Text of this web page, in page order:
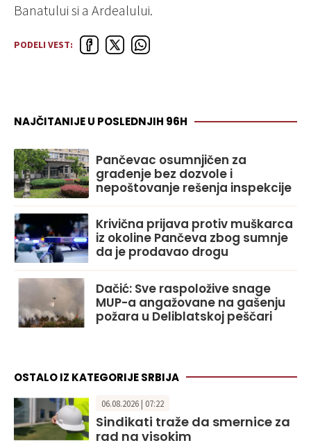
Banatului si a Ardealului.
PODELI VEST:
NAJČITANIJE U POSLEDNJIH 96H
Pančevac osumnjičen za
građenje bez dozvole i
nepoštovanje rešenja inspekcije
Krivična prijava protiv muškarca
iz okoline Pančeva zbog sumnje
da je prodavao drogu
Dačić: Sve raspoložive snage
MUP-a angažovane na gašenju
požara u Deliblatskoj peščari
OSTALO IZ KATEGORIJE SRBIJA
06.08.2026 | 07:22
Sindikati traže da smernice za
rad na visokim